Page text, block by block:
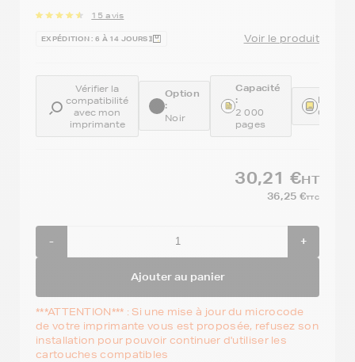
15 avis
EXPÉDITION : 6 À 14 JOURS Voir le produit
Vérifier la
compatibilité
avec mon
imprimante
Option
:
Noir
Capacité
:
2 000
pages
30,21 €HT
36,25 €TTC
- +
Ajouter au panier
***ATTENTION*** : Si une mise à jour du microcode
de votre imprimante vous est proposée, refusez son
installation pour pouvoir continuer d'utiliser les
cartouches compatibles